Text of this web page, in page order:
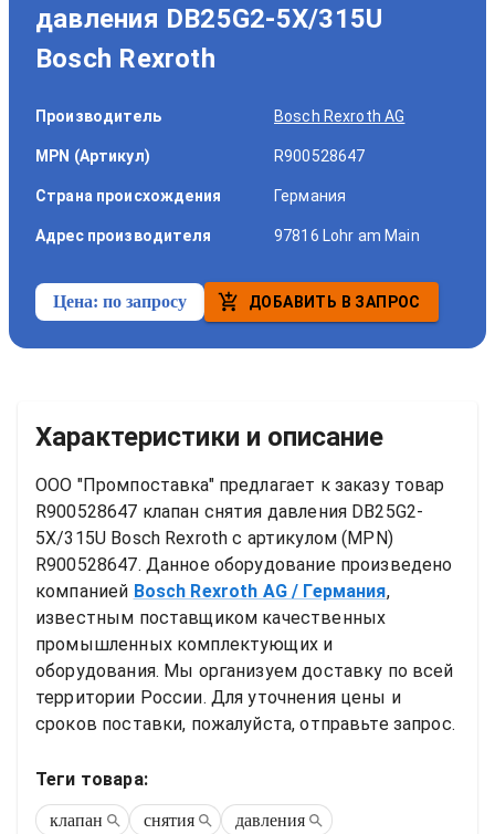
давления DB25G2-5X/315U
Bosch Rexroth
Производитель Bosch Rexroth AG
MPN (Артикул) R900528647
Страна происхождения Германия
Адрес производителя 97816 Lohr am Main
Цена: по запросу ДОБАВИТЬ В ЗАПРОС
Характеристики и описание
ООО "Промпоставка" предлагает к заказу товар
R900528647 клапан снятия давления DB25G2-
5X/315U Bosch Rexroth
с артикулом (MPN)
R900528647. Данное оборудование произведено
компанией Bosch Rexroth AG / Германия,
известным поставщиком качественных
промышленных комплектующих и
оборудования. Мы организуем доставку по всей
территории России. Для уточнения цены и
сроков поставки, пожалуйста, отправьте запрос.
Теги товара:
клапан снятия
давления